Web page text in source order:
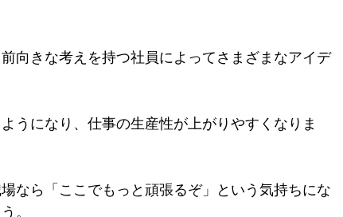
向きな考えを持つ社員によってさまざまなアイデ
うになり、仕事の生産性が上がりやすくなりま
なら「ここでもっと頑張るぞ」という気持ちにな
。